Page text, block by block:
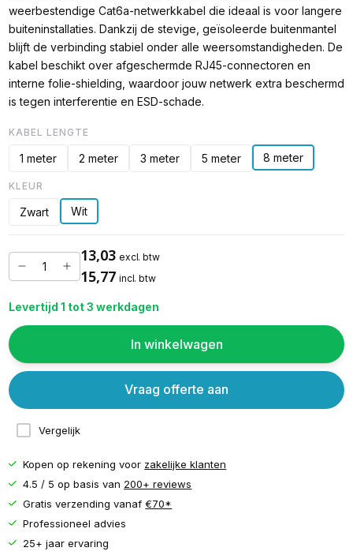
weerbestendige Cat6a-netwerkkabel die ideaal is voor langere
buiteninstallaties. Dankzij de stevige, geïsoleerde buitenmantel
blijft de verbinding stabiel onder alle weersomstandigheden. De
kabel beschikt over afgeschermde RJ45-connectoren en
interne folie-shielding, waardoor jouw netwerk extra beschermd
is tegen interferentie en ESD-schade.
KABEL LENGTE
1 meter 2 meter 3 meter 5 meter 8 meter
KLEUR
Zwart Wit
13,03 excl. btw
15,77 incl. btw
Levertijd 1 tot 3 werkdagen
In winkelwagen
Vergelijk
Vraag offerte aan
Kopen op rekening voor zakelijke klanten
4.5 / 5 op basis van 200+ reviews
Gratis verzending vanaf€70*
Professioneel advies
25+ jaar ervaring